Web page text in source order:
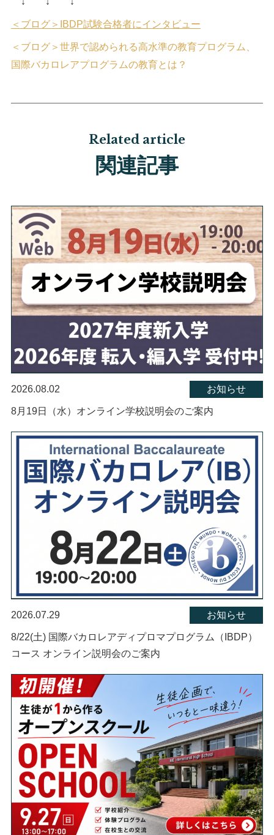
＜ブログ＞IBDP試験合格者にインタビュー
＜ブログ＞世界で認められる高水準の教育プログラム、
国際バカロレアプログラムの教育とは？
Related article
関連記事
2026.08.02 お知らせ
8月19日（水）オンライン学校説明会のご案内
2026.07.29 お知らせ
8/22(土) 国際バカロレアディプロマプログラム（IBDP）
コース オンライン説明会のご案内